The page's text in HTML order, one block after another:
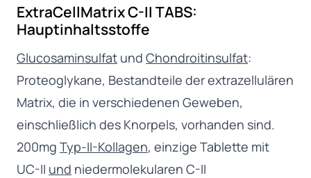
I
T
B
S
M
n
g
e
ExtraCellMatrix C-II TABS:
Hauptinhaltsstoffe
Glucosaminsulfat und Chondroitinsulfat:
Proteoglykane, Bestandteile der extrazellulären
Matrix, die in verschiedenen Geweben,
einschließlich des Knorpels, vorhanden sind.
200mg Typ-II-Kollagen, einzige Tablette mit
UC-II und niedermolekularen C-II